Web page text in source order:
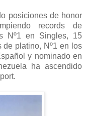
posiciones de honor
records de
Nº1 en Singles, 15
de platino, Nº1 en los
y nominado en
ha ascendido